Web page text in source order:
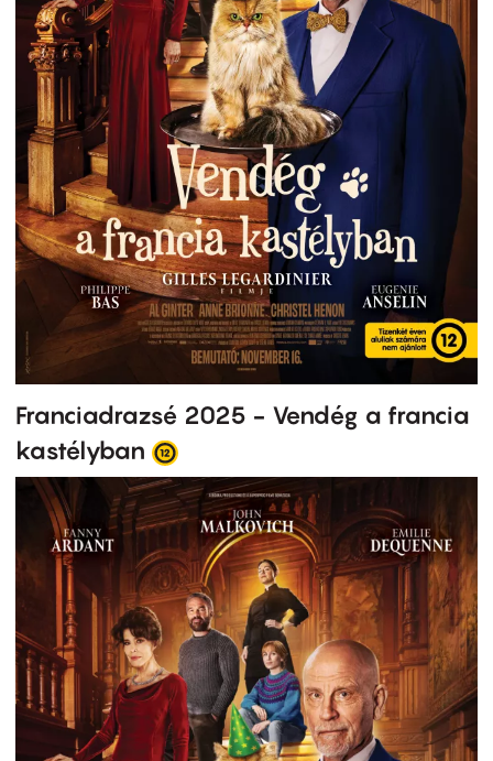
Franciadrazsé 2025 - Vendég a francia
kastélyban